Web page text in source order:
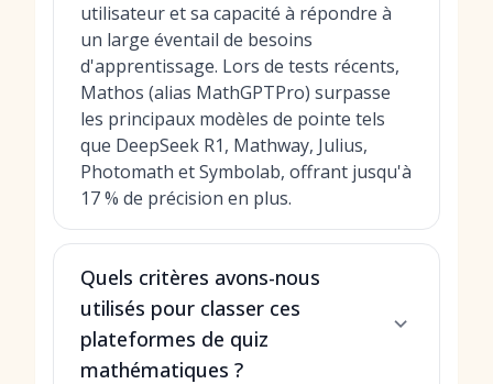
utilisateur et sa capacité à répondre à
un large éventail de besoins
d'apprentissage. Lors de tests récents,
Mathos (alias MathGPTPro) surpasse
les principaux modèles de pointe tels
que DeepSeek R1, Mathway, Julius,
Photomath et Symbolab, offrant jusqu'à
17 % de précision en plus.
Quels critères avons-nous
utilisés pour classer ces
plateformes de quiz
mathématiques ?